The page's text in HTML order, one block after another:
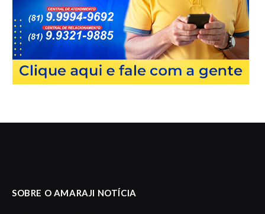
SOBRE O AMARAJI NOTÍCIA